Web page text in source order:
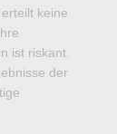
keine
ist riskant.
der